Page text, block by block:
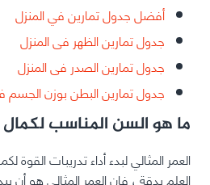
أفضل جدول تمارين في المنزل
جدول تمارين الظهر فى المنزل
جدول تمارين الصدر فى المنزل
جدول تمارين البطن بوزن الجسم
ما هو السن المناسب
العمر المثالي لبدء أداء تدريبات القوة